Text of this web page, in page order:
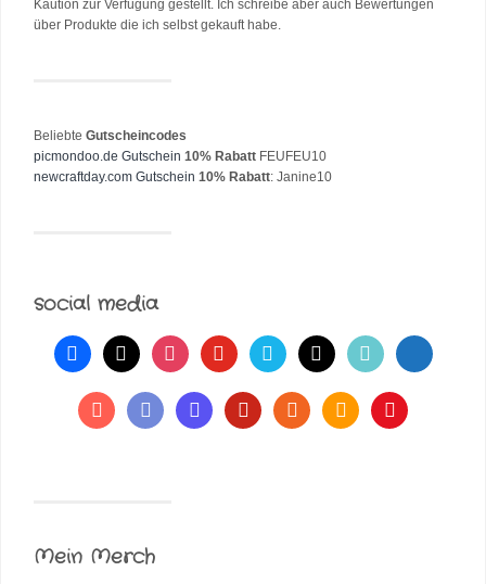
Kaution zur Verfügung gestellt. Ich schreibe aber auch Bewertungen
über Produkte die ich selbst gekauft habe.
Beliebte Gutscheincodes
picmondoo.de Gutschein 10% Rabatt FEUFEU10
newcraftday.com Gutschein 10% Rabatt: Janine10
social media
Mein Merch